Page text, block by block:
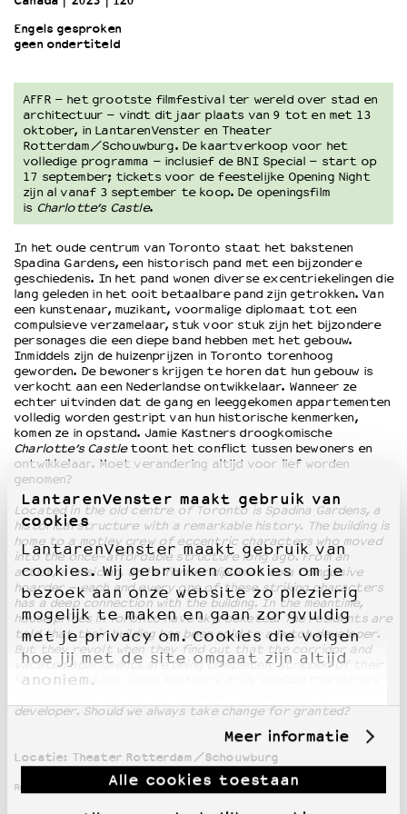
LantarenVenster maakt gebruik van
cookies
LantarenVenster maakt gebruik van
cookies. Wij gebruiken cookies om je
bezoek aan onze website zo plezierig
mogelijk te maken en gaan zorgvuldig
met je privacy om. Cookies die volgen
hoe jij met de site omgaat zijn altijd
anoniem.
Meer informatie
Alle cookies toestaan
OVER LANTARENVENSTER
Wie is wie
Word vriend
Historie
Partners
Huisregels
Privacyverklaring
Integriteits- en gedragscode
Duurzaamheid
Culturele boycot Israël
Ruimte voor artistieke vrijheid – VNPF
Engels gesproken
geen ondertiteld
AFFR – het grootste filmfestival ter wereld over stad en
architectuur – vindt dit jaar plaats van 9 tot en met 13
oktober, in LantarenVenster en Theater
Rotterdam/Schouwburg. De kaartverkoop voor het
volledige programma – inclusief de BNI Special – start op
17 september; tickets voor de feestelijke Opening Night
zijn al vanaf 3 september te koop. De openingsfilm
is Charlotte’s Castle.
In het oude centrum van Toronto staat het bakstenen
Spadina Gardens, een historisch pand met een bijzondere
geschiedenis. In het pand wonen diverse excentriekelingen die
lang geleden in het ooit betaalbare pand zijn getrokken. Van
een kunstenaar, muzikant, voormalige diplomaat tot een
compulsieve verzamelaar, stuk voor stuk zijn het bijzondere
personages die een diepe band hebben met het gebouw.
Inmiddels zijn de huizenprijzen in Toronto torenhoog
geworden. De bewoners krijgen te horen dat hun gebouw is
verkocht aan een Nederlandse ontwikkelaar. Wanneer ze
echter uitvinden dat de gang en leeggekomen appartementen
volledig worden gestript van hun historische kenmerken,
komen ze in opstand. Jamie Kastners droogkomische
Charlotte’s Castletoont het conflict tussen bewoners en
ontwikkelaar. Moet verandering altijd voor lief worden
genomen?
Located in the old centre of Toronto is Spadina Gardens, a
historical structure with a remarkable history. The building is
home to a motley crew of eccentric characters who moved
into the once-affordable structure long ago. From an
artist, a musician, and a former diplomat to a compulsive
hoarder – each and every one of these striking characters
has a deep connection with the building. In the meantime,
house prices in Toronto have skyrocketed. The residents are
told that their building has been sold to a Dutch developer.
But they revolt when they find out that the corridor and
vacated apartments are being completely stripped of their
historical details. Jamie Kastner’s dryly comical Charlotte’s
developer. Should we always take change for granted?
Locatie: Theater Rotterdam/Schouwburg
Regulier € 14,75 / Met korting € 10,50